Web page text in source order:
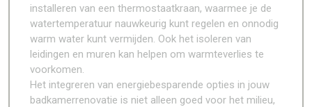
installeren van een thermostaatkraan, waarmee je de
watertemperatuur nauwkeurig kunt regelen en onnodig
warm water kunt vermijden. Ook het isoleren van
leidingen en muren kan helpen om warmteverlies te
voorkomen.
Het integreren van energiebesparende opties in jouw
badkamerrenovatie is niet alleen goed voor het milieu,